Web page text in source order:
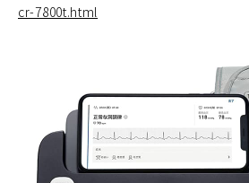
cr-7800t.html